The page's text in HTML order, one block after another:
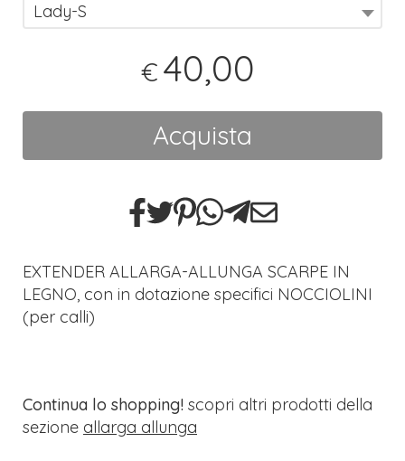
Lady-S
€ 40,00
Acquista
EXTENDER ALLARGA-ALLUNGA SCARPE IN
LEGNO, con in dotazione specifici NOCCIOLINI
(per calli)
Continua lo shopping! scopri altri prodotti della
sezione allarga allunga